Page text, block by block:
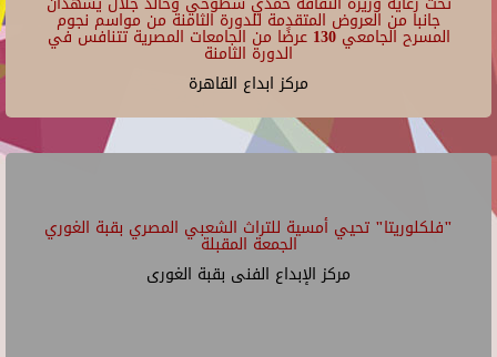
جانبا من العروض المتقدمة للدورة الثامنة من مواسم نجوم
المسرح الجامعي 130 عرضًا من الجامعات المصرية تتنافس في
الدورة الثامنة
مركز ابداع القاهرة
"فلكلوريتا" تحيي أمسية للتراث الشعبي المصري بقبة الغوري
الجمعة المقبلة
مركز الإبداع الفنى بقبة الغورى